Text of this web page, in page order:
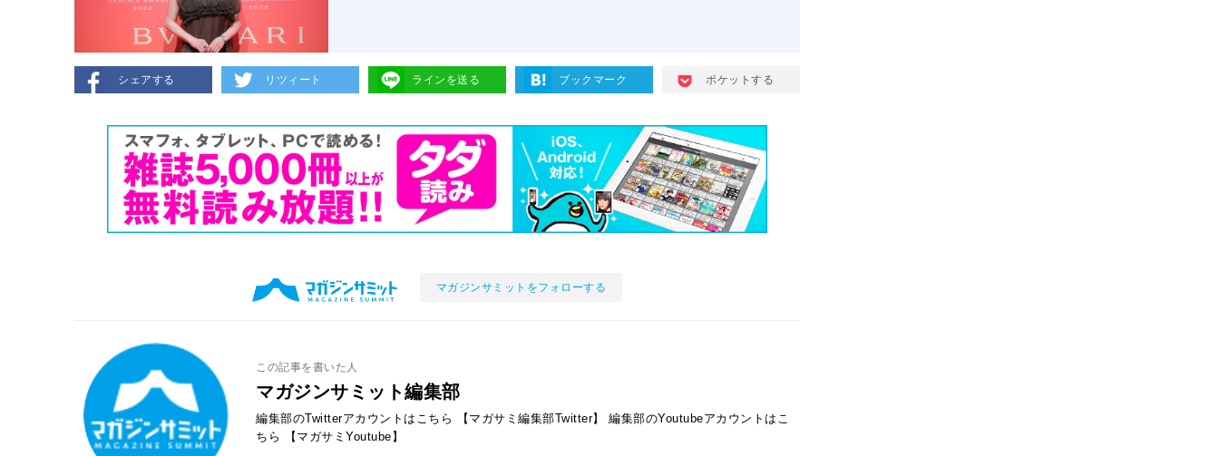
シェアする リツィート ラインを送る ブックマーク ポケットする
マガジンサミットをフォローする
この記事を書いた人
マガジンサミット編集部
編集部のTwitterアカウントはこちら 【マガサミ編集部Twitter】
編集部のYoutubeアカウントはこ
ちら
【マガサミYoutube】